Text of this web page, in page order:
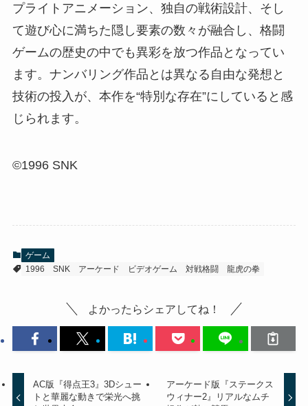
プライトアニメーション、独自の戦術設計、そし
て遊び心に満ちた隠し要素の数々が融合し、格闘
ゲームの歴史の中でも異彩を放つ作品となってい
ます。ナンバリング作品とは異なる自由な発想と
技術の投入が、本作を“特別な存在”にしていると感
じられます。
©1996 SNK
ゲーム
1996
SNK アーケード ビデオゲーム 対戦格闘 龍虎の拳
よかったらシェアしてね！
AC版『得点王3』3Dシュー
トと華麗な動きで栄光へ挑
アーケード版『ステークス
ウィナー2』リアルなムチ